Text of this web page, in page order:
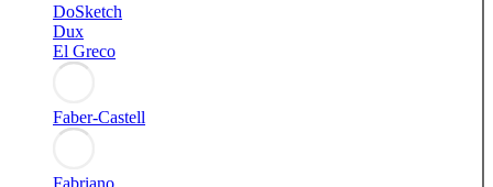
DoSketch
Dux
El Greco
Faber-Castell
Fabriano